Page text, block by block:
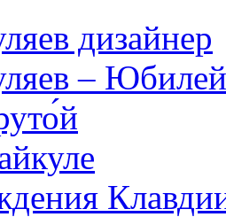
дизайнер
– Юбилей